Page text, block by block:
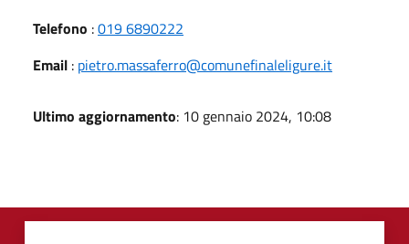
Telefono :019 6890222
Email : pietro.massaferro@comunefinaleligure.it
Ultimo aggiornamento: 10 gennaio 2024, 10:08